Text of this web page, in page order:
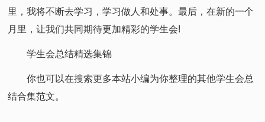
里，我将不断去学习，学习做人和处事。最后，在新的一个
月里，让我们共同期待更加精彩的学生会!
学生会总结精选集锦
你也可以在搜索更多本站小编为你整理的其他学生会总
结合集范文。